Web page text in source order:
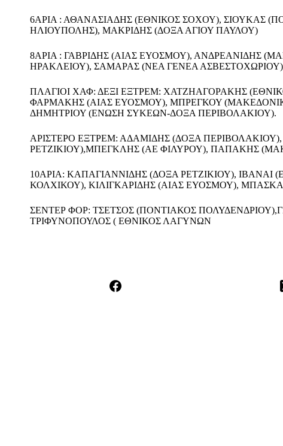
6ΑΡΙΑ : ΑΘΑΝΑΣΙΑΔΗΣ (ΕΘΝΙΚΟΣ ΣΟΧΟΥ), ΣΙΟΥΚΑΣ
ΗΛΙΟΥΠΟΛΗΣ), ΜΑΚΡΙΔΗΣ (ΔΟΞΑ ΑΓΙΟΥ ΠΑΥΛΟΥ)
8ΑΡΙΑ : ΓΑΒΡΙΔΗΣ (ΑΙΑΣ ΕΥΟΣΜΟΥ), ΑΝΔΡΕΑΝΙΔΗΣ
ΗΡΑΚΛΕΙΟΥ), ΣΑΜΑΡΑΣ (ΝΕΑ ΓΕΝΕΑ
ΠΛΑΓΙΟΙ ΧΑΦ: ΔΕΞΙ ΕΞΤΡΕΜ: ΧΑΤΖΗΑΓΟΡΑΚΗΣ
ΦΑΡΜΑΚΗΣ (ΑΙΑΣ ΕΥΟΣΜΟΥ), ΜΠΡΕΓΚΟΥ
ΔΗΜΗΤΡΙΟΥ (ΕΝΩΣΗ ΣΥΚΕΩΝ-ΔΟΞΑ ΠΕΡΙΒΟΛΑΚΙΟΥ).
ΑΡΙΣΤΕΡΟ ΕΞΤΡΕΜ: ΑΔΑΜΙΔΗΣ (ΔΟΞΑ
ΡΕΤΖΙΚΙΟΥ),ΜΠΕΓΚΛΗΣ (ΑΕ ΦΙΛΥΡΟΥ), ΠΑΠΑΚΗΣ
10ΑΡΙΑ: ΚΑΠΑΓΙΑΝΝΙΔΗΣ (ΔΟΞΑ ΡΕΤΖΙΚΙΟΥ),
ΚΟΛΧΙΚΟΥ), ΚΙΛΙΓΚΑΡΙΔΗΣ (ΑΙΑΣ ΕΥΟΣΜΟΥ),
ΣΕΝΤΕΡ ΦΟΡ: ΤΣΕΤΣΟΣ (ΠΟΝΤΙΑΚΟΣ
ΤΡΙΦΥΝΟΠΟΥΛΟΣ ( ΕΘΝΙΚΟΣ ΛΑΓΥΝΩΝ